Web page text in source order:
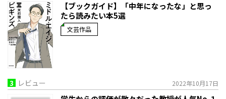
【ブックガイド】「中年になったな」と思っ
たら読みたい本5選
文芸作品
3 レビュー 2022年10月17日